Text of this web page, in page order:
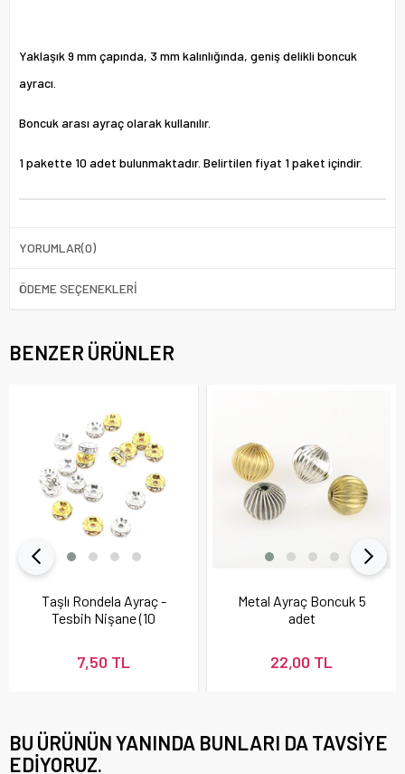
Yaklaşık 9 mm çapında, 3 mm kalınlığında, geniş delikli boncuk
ayracı.
Boncuk arası ayraç olarak kullanılır.
1 pakette 10 adet bulunmaktadır. Belirtilen fiyat 1 paket içindir.
YORUMLAR(0)
ÖDEME SEÇENEKLERI
BENZER ÜRÜNLER
Taşlı Rondela Ayraç -
Tesbih Nişane (10
7,50 TL
Metal Ayraç Boncuk 5
adet
22,00 TL
BU ÜRÜNÜN YANINDA BUNLARI DA TAVSIYE
EDIYORUZ.